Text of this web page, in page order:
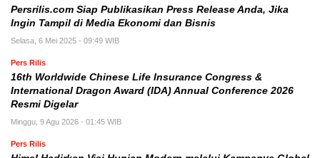
Persrilis.com Siap Publikasikan Press Release Anda, Jika
Ingin Tampil di Media Ekonomi dan Bisnis
Selasa, 6 Mei 2025 - 09:49 WIB
Pers Rilis
16th Worldwide Chinese Life Insurance Congress &
International Dragon Award (IDA) Annual Conference 2026
Resmi Digelar
Minggu, 9 Agu 2026 - 01:45 WIB
Pers Rilis